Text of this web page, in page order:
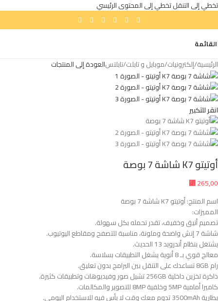
تخطي إلى التنقلتخطي إلى المحتوى الرئيسي
القائمة
الرئيسية/إلكترونيات/موبايل و تابلت/تابلتسالعودة إلى المنتجات
انقر للتكبير
أوتيتو K7 شاشة 7 بوصة
⃁265,00
اسم المنتج: أوتيتو K7 شاشة 7 بوصة
المميزات:
تصميم أنيق وخفيف، تقدر تحمله بكل سهولة.
شاشة 7 إنش واضحة وملونة، مناسبة للتصفح ومقاطع اليوتيوب.
يشتغل بنظام أندرويد 13 الحديث.
معالج قوي بـ 8 أنوية يشغل التطبيقات بسلاسة.
رام 8GB تساعدك على التنقل بين البرامج بدون تعليق.
ذاكرة تخزين داخلية 256GB تشيل صور وفيديوهات وتطبيقات كثيرة.
كاميرا أمامية 5MP وخلفية 8MP للتصوير والمكالمات.
بطارية 3500mAh تدوم معك وقت لا بأس فيه للاستخدام اليومي.